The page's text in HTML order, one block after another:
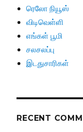
ரெலோ நியூஸ்
விடிவெள்ளி
எங்கள் பூமி
சலசலப்பு
இடதுசாரிகள்
RECENT